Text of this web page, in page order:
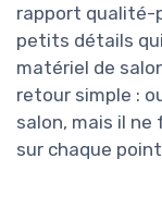
rapport qualité-
petits détails qui
matériel de
retour simple :
salon, mais il
sur chaque